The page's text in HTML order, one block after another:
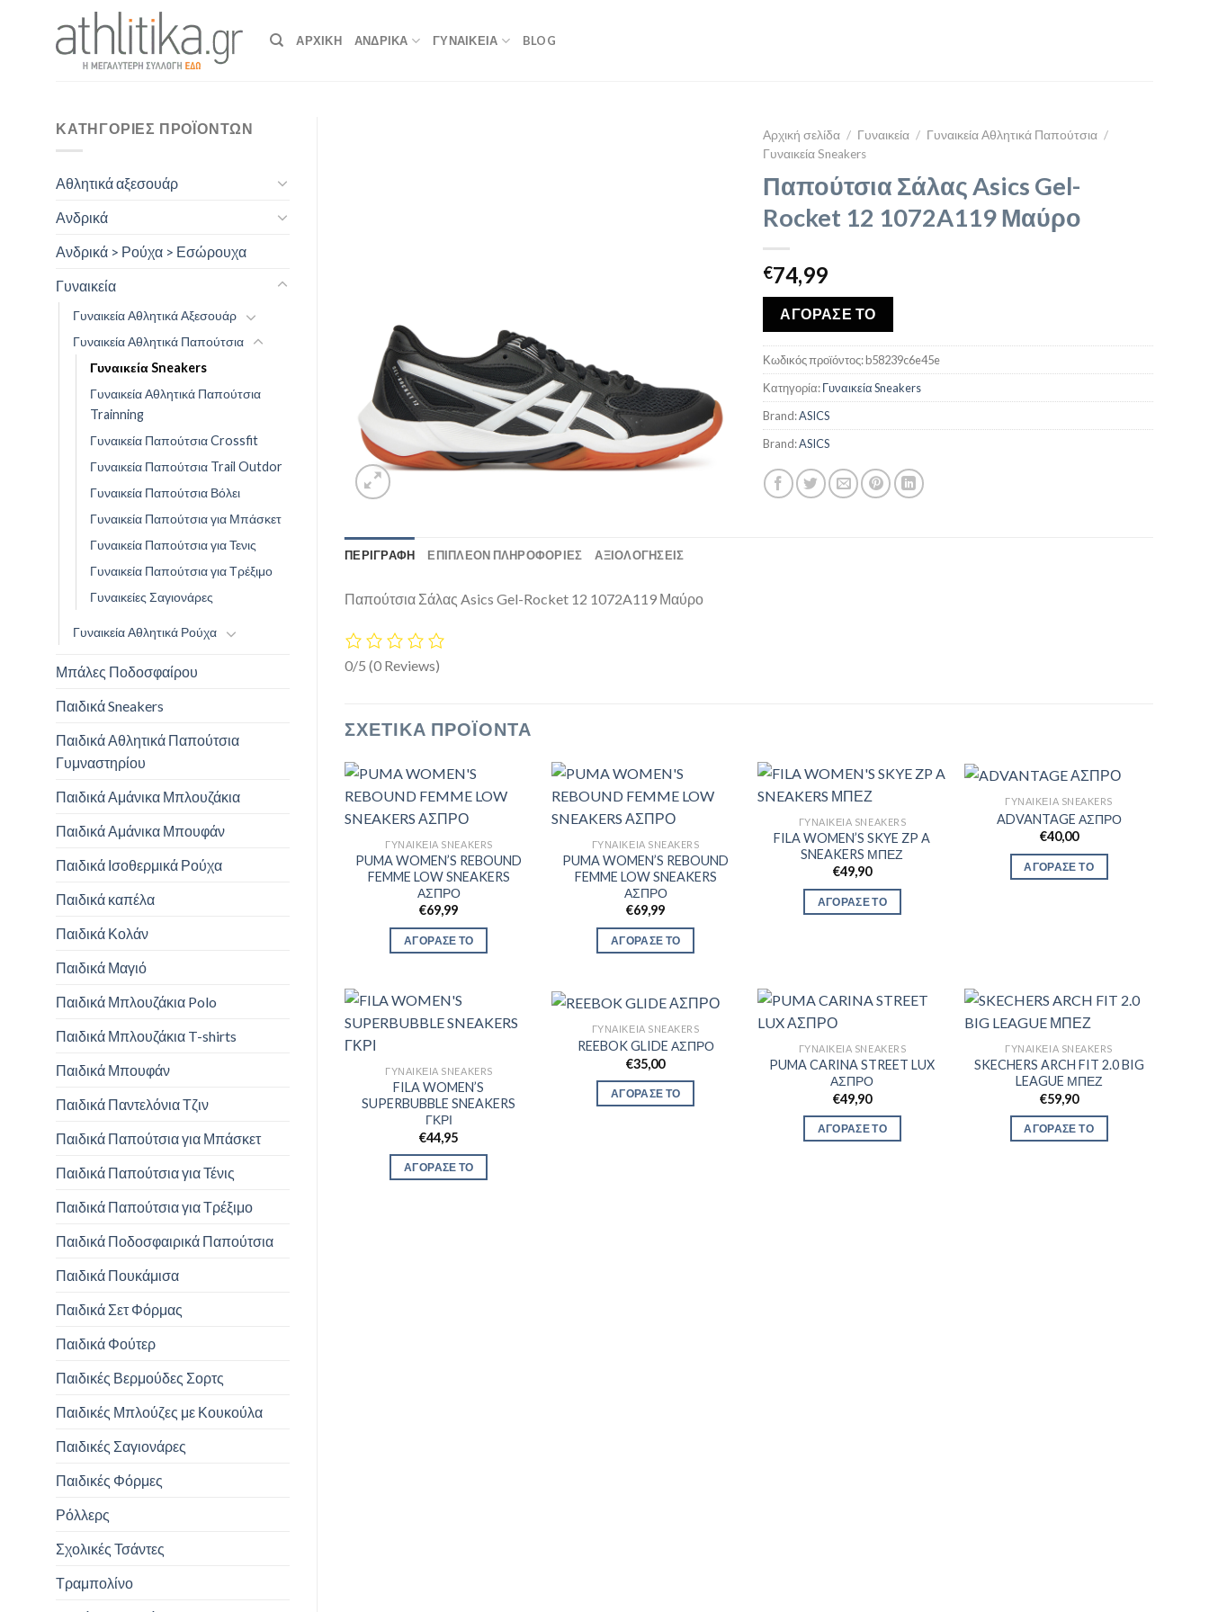
ΑΡΧΙΚΉ ΑΝΔΡΙΚΑ ΓΥΝΑΙΚΕΙΑ BLOG
ΚΑΤΗΓΟΡΊΕΣ ΠΡΟΪΌΝΤΩΝ
Αθλητικά αξεσουάρ
Ανδρικά
Ανδρικά > Ρούχα > Εσώρουχα
Γυναικεία
Γυναικεία Αθλητικά Αξεσουάρ
Γυναικεία Αθλητικά Παπούτσια
Γυναικεία Sneakers
Γυναικεία Αθλητικά Παπούτσια
Trainning
Γυναικεία Παπούτσια Crossfit
Γυναικεία Παπούτσια Trail Outdor
Γυναικεία Παπούτσια Βόλει
Γυναικεία Παπούτσια για Μπάσκετ
Γυναικεία Παπούτσια για Τενις
Γυναικεία Παπούτσια για Τρέξιμο
Γυναικείες Σαγιονάρες
Γυναικεία Αθλητικά Ρούχα
Μπάλες Ποδοσφαίρου
Παιδικά Sneakers
Παιδικά Αθλητικά Παπούτσια
Γυμναστηρίου
Παιδικά Αμάνικα Μπλουζάκια
Παιδικά Αμάνικα Μπουφάν
Παιδικά Ισοθερμικά Ρούχα
Παιδικά καπέλα
Παιδικά Κολάν
Παιδικά Μαγιό
Παιδικά Μπλουζάκια Polo
Παιδικά Μπλουζάκια T-shirts
Παιδικά Μπουφάν
Παιδικά Παντελόνια Τζιν
Παιδικά Παπούτσια για Μπάσκετ
Παιδικά Παπούτσια για Τένις
Παιδικά Παπούτσια για Τρέξιμο
Παιδικά Ποδοσφαιρικά Παπούτσια
Παιδικά Πουκάμισα
Παιδικά Σετ Φόρμας
Παιδικά Φούτερ
Παιδικές Βερμούδες Σορτς
Παιδικές Μπλούζες με Κουκούλα
Παιδικές Σαγιονάρες
Παιδικές Φόρμες
Ρόλλερς
Σχολικές Τσάντες
Τραμπολίνο
Αρχική σελίδα / Γυναικεία / Γυναικεία Αθλητικά Παπούτσια /
Γυναικεία Sneakers
Παπούτσια Σάλας Asics Gel-
Rocket 12 1072A119 Μαύρο
€74,99
ΑΓΟΡΑΣΕ ΤΟ
Κωδικός προϊόντος:b58239c6e45e
Κατηγορία:Γυναικεία Sneakers
Brand:ASICS
Brand:ASICS
ΠΕΡΙΓΡΑΦΉ ΕΠΙΠΛΈΟΝ ΠΛΗΡΟΦΟΡΊΕΣ ΑΞΙΟΛΟΓΗΣΕΙΣ
Παπούτσια Σάλας Asics Gel-Rocket 12 1072A119 Μαύρο
0/5 (0 Reviews)
ΣΧΕΤΙΚΆ ΠΡΟΪΌΝΤΑ
ΓΥΝΑΙΚΕΊΑ SNEAKERS
PUMA WOMEN’S REBOUND
FEMME LOW SNEAKERS
ΑΣΠΡΟ
€69,99
ΑΓΟΡΑΣΕ ΤΟ
ΓΥΝΑΙΚΕΊΑ SNEAKERS
PUMA WOMEN’S REBOUND
FEMME LOW SNEAKERS
ΑΣΠΡΟ
€69,99
ΑΓΟΡΑΣΕ ΤΟ
ΓΥΝΑΙΚΕΊΑ SNEAKERS
FILA WOMEN’S SKYE ZP A
SNEAKERS ΜΠΕΖ
€49,90
ΑΓΟΡΑΣΕ ΤΟ
ΓΥΝΑΙΚΕΊΑ SNEAKERS
ADVANTAGE ΑΣΠΡΟ
€40,00
ΑΓΟΡΑΣΕ ΤΟ
ΓΥΝΑΙΚΕΊΑ SNEAKERS
FILA WOMEN’S
SUPERBUBBLE SNEAKERS
ΓΚΡΙ
€44,95
ΑΓΟΡΑΣΕ ΤΟ
ΓΥΝΑΙΚΕΊΑ SNEAKERS
REEBOK GLIDE ΑΣΠΡΟ
€35,00
ΑΓΟΡΑΣΕ ΤΟ
ΓΥΝΑΙΚΕΊΑ SNEAKERS
PUMA CARINA STREET LUX
ΑΣΠΡΟ
€49,90
ΑΓΟΡΑΣΕ ΤΟ
ΓΥΝΑΙΚΕΊΑ SNEAKERS
SKECHERS ARCH FIT 2.0 BIG
LEAGUE ΜΠΕΖ
€59,90
ΑΓΟΡΑΣΕ ΤΟ